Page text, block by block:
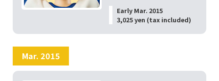
Early Mar. 2015
3,025 yen (tax included)
Mar. 2015